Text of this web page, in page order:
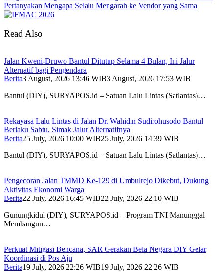
Pertanyakan Mengapa Selalu Mengarah ke Vendor yang Sama
Read Also
Jalan Kweni-Druwo Bantul Ditutup Selama 4 Bulan, Ini Jalur
Alternatif bagi Pengendara
Berita3 August, 2026 13:46 WIB3 August, 2026 17:53 WIB
Bantul (DIY), SURYAPOS.id – Satuan Lalu Lintas (Satlantas)…
Rekayasa Lalu Lintas di Jalan Dr. Wahidin Sudirohusodo Bantul
Berlaku Sabtu, Simak Jalur Alternatifnya
Berita25 July, 2026 10:00 WIB25 July, 2026 14:39 WIB
Bantul (DIY), SURYAPOS.id – Satuan Lalu Lintas (Satlantas)…
Pengecoran Jalan TMMD Ke-129 di Umbulrejo Dikebut, Dukung
Aktivitas Ekonomi Warga
Berita22 July, 2026 16:45 WIB22 July, 2026 22:10 WIB
Gunungkidul (DIY), SURYAPOS.id – Program TNI Manunggal
Membangun…
Perkuat Mitigasi Bencana, SAR Gerakan Bela Negara DIY Gelar
Koordinasi di Pos Aju
Berita19 July, 2026 22:26 WIB19 July, 2026 22:26 WIB